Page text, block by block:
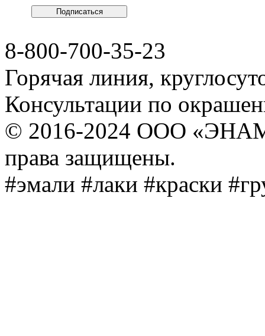
8-800-700-35-23
Горячая линия,
Консультации по
© 2016-2024 ООО
права защищены.
#эмали #лаки #краски